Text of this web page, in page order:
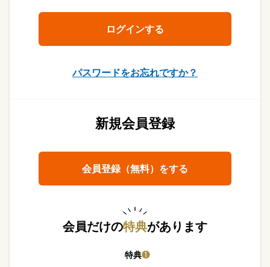
パスワードをお忘れですか？
新規会員登録
会員登録（無料）をする
会員だけの特典があります
特典❶